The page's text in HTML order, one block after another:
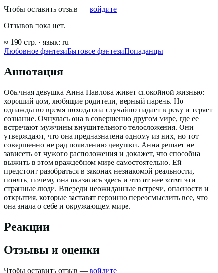
Чтобы оставить отзыв — войдите
Отзывов пока нет.
≈ 190 стр. · язык: ru
Любовное фэнтезиБытовое фэнтезиПопаданцы
Аннотация
Обычная девушка Анна Павлова живет спокойной жизнью:
хороший дом, любящие родители, верный парень. Но
однажды во время похода она случайно падает в реку и теряет
сознание. Очнулась она в совершенно другом мире, где ее
встречают мужчины внушительного телосложения. Они
утверждают, что она предназначена одному из них, но тот
совершенно не рад появлению девушки. Анна решает не
зависеть от чужого расположения и докажет, что способна
выжить в этом враждебном мире самостоятельно. Ей
предстоит разобраться в законах незнакомой реальности,
понять, почему она оказалась здесь и что от нее хотят эти
странные люди. Впереди неожиданные встречи, опасности и
открытия, которые заставят героиню переосмыслить все, что
она знала о себе и окружающем мире.
Реакции
Отзывы и оценки
Чтобы оставить отзыв — войдите